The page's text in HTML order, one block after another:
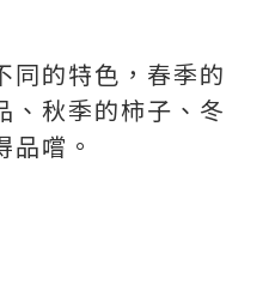
同的特色，春季的
、秋季的柿子、冬
嚐。